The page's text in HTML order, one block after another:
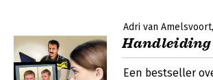
Adri van Amelsvoort
Een bestseller